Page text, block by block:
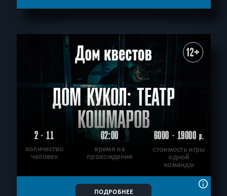
12+
ДОМ КУКОЛ: ТЕАТР
КОШМАРОВ
2 - 11
количество
человек
02:00
время на
прохождение
6000 - 19000р.
стоимость игры
одной
команды
ПОДРОБНЕЕ